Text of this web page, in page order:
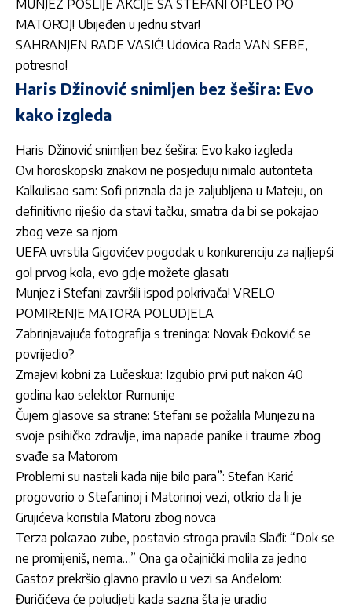
MUNJEZ POSLIJE AKCIJE SA STEFANI OPLEO PO
MATOROJ! Ubijeđen u jednu stvar!
SAHRANJEN RADE VASIĆ! Udovica Rada VAN SEBE,
potresno!
Haris Džinović snimljen bez šešira: Evo
kako izgleda
Haris Džinović snimljen bez šešira: Evo kako izgleda
Ovi horoskopski znakovi ne posjeduju nimalo autoriteta
Kalkulisao sam: Sofi priznala da je zaljubljena u Mateju, on
definitivno riješio da stavi tačku, smatra da bi se pokajao
zbog veze sa njom
UEFA uvrstila Gigovićev pogodak u konkurenciju za najljepši
gol prvog kola, evo gdje možete glasati
Munjez i Stefani završili ispod pokrivača! VRELO
POMIRENJE MATORA POLUDJELA
Zabrinjavajuća fotografija s treninga: Novak Đoković se
povrijedio?
Zmajevi kobni za Lučeskua: Izgubio prvi put nakon 40
godina kao selektor Rumunije
Čujem glasove sa strane: Stefani se požalila Munjezu na
svoje psihičko zdravlje, ima napade panike i traume zbog
svađe sa Matorom
Problemi su nastali kada nije bilo para”: Stefan Karić
progovorio o Stefaninoj i Matorinoj vezi, otkrio da li je
Grujićeva koristila Matoru zbog novca
Terza pokazao zube, postavio stroga pravila Slađi: “Dok se
ne promijeniš, nema…” Ona ga očajnički molila za jedno
Gastoz prekršio glavno pravilo u vezi sa Anđelom:
Đuričićeva će poludjeti kada sazna šta je uradio